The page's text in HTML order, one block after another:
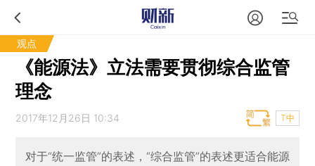
观点
《能源法》立法需要贯彻综合监管
理念
2017年12月26日 10:34 T中
对于“统一监管”的表述，“综合监管”的表述更适合能源